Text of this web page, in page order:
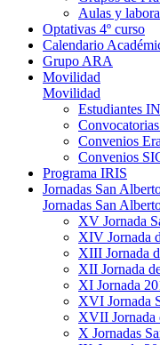
Aulas y
Optativas 4º curso
Calendario
Grupo ARA
Movilidad
Movilidad
Estudiantes
Convenios
Convenios
Programa IRIS
Jornadas San
Jornadas San
XV Jornada
XIV Jornada
XIII Jornada
XII Jornada
XI Jornada
XVI Jornada
XVII Jornada
X Jornadas